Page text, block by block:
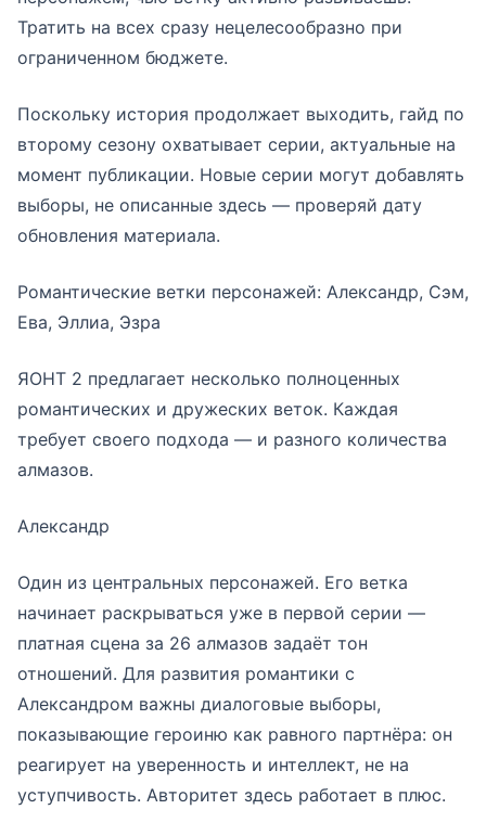
Тратить на всех сразу нецелесообразно при
ограниченном бюджете.
Поскольку история продолжает выходить, гайд по
второму сезону охватывает серии, актуальные на
момент публикации. Новые серии могут добавлять
выборы, не описанные здесь — проверяй дату
обновления материала.
Романтические ветки персонажей: Александр, Сэм,
Ева, Эллиа, Эзра
ЯОНТ 2 предлагает несколько полноценных
романтических и дружеских веток. Каждая
требует своего подхода — и разного количества
алмазов.
Александр
Один из центральных персонажей. Его ветка
начинает раскрываться уже в первой серии —
платная сцена за 26 алмазов задаёт тон
отношений. Для развития романтики с
Александром важны диалоговые выборы,
показывающие героиню как равного партнёра: он
реагирует на уверенность и интеллект, не на
уступчивость. Авторитет здесь работает в плюс.